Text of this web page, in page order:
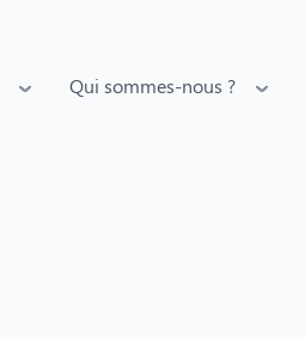
Qui sommes-nous ?